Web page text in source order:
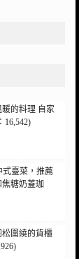
的料理 自家
16,542)
式臺菜，推薦
糖奶蓋珈
圍繞的貨櫃